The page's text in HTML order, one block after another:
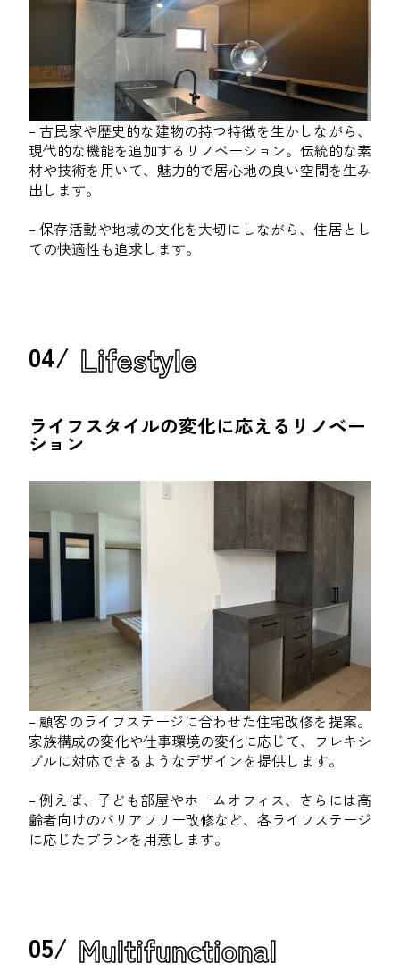
– 古民家や歴史的な建物の持つ特徴を生かしながら、
現代的な機能を追加するリノベーション。伝統的な素
材や技術を用いて、魅力的で居心地の良い空間を生み
出します。
– 保存活動や地域の文化を大切にしながら、住居とし
ての快適性も追求します。
04/ Lifestyle
ライフスタイルの変化に応えるリノベー
ション
– 顧客のライフステージに合わせた住宅改修を提案。
家族構成の変化や仕事環境の変化に応じて、フレキシ
ブルに対応できるようなデザインを提供します。
– 例えば、子ども部屋やホームオフィス、さらには高
齢者向けのバリアフリー改修など、各ライフステージ
に応じたプランを用意します。
05/ Multifunctional